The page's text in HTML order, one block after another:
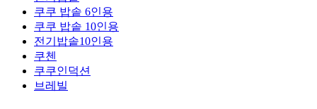
쿠쿠 밥솥 6인용
쿠쿠 밥솥 10인용
전기밥솥10인용
쿠첸
쿠쿠인덕션
브레빌